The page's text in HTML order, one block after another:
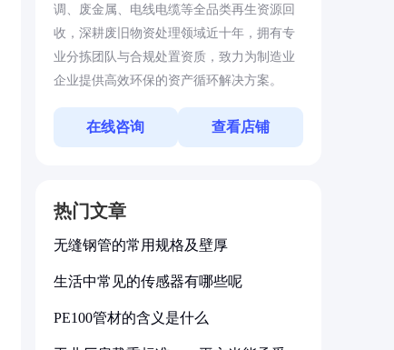
调、废金属、电线电缆等全品类再生资源回
收，深耕废旧物资处理领域近十年，拥有专
业分拣团队与合规处置资质，致力为制造业
企业提供高效环保的资产循环解决方案。
在线咨询 查看店铺
热门文章
无缝钢管的常用规格及壁厚
生活中常见的传感器有哪些呢
PE100管材的含义是什么